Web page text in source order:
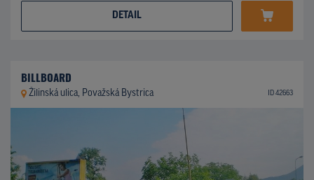
DETAIL
BILLBOARD
Žilinská ulica, Považská Bystrica ID 42663